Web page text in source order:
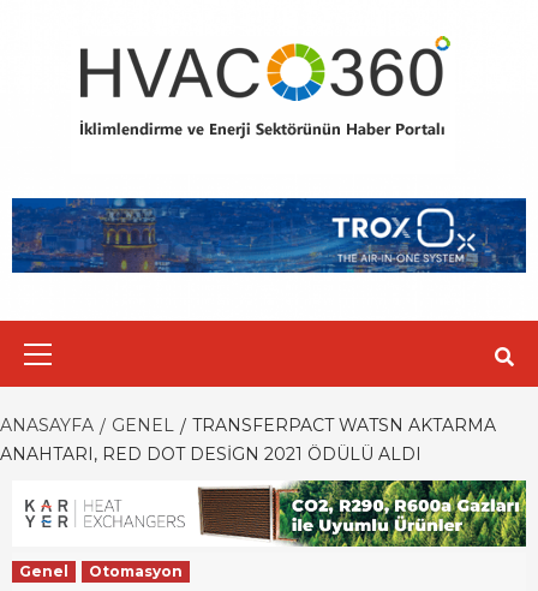
ANASAYFA GENEL
TRANSFERPACT WATSN AKTARMA
ANAHTARI, RED DOT DESIGN 2021 ÖDÜLÜ ALDI
Genel Otomasyon